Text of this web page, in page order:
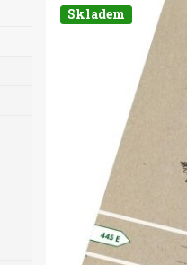
Skladem